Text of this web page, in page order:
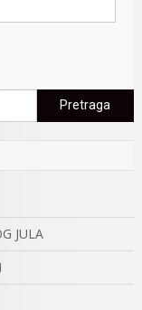
Pretraga:
JULA